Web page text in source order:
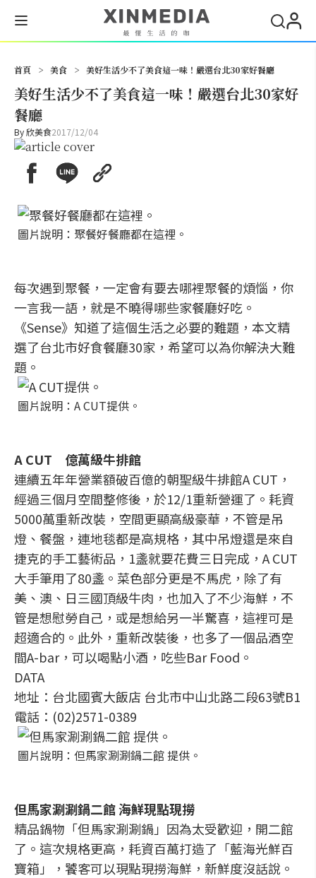
首頁 > 美食 > 美好生活少不了美食這一味！嚴選台北30家好餐廳
美好生活少不了美食這一味！嚴選台北30家好
餐廳
By欣美食2017/12/04
圖片說明：聚餐好餐廳都在這裡。
每次遇到聚餐，一定會有要去哪裡聚餐的煩惱，你
一言我一語，就是不曉得哪些家餐廳好吃。
《Sense》知道了這個生活之必要的難題，本文精
選了台北市好食餐廳30家，希望可以為你解決大難
題。
圖片說明：A CUT提供。
A CUT 億萬級牛排館
連續五年年營業額破百億的朝聖級牛排館A CUT，
經過三個月空間整修後，於12/1重新營運了。耗資
5000萬重新改裝，空間更顯高級豪華，不管是吊
燈、餐盤，連地毯都是高規格，其中吊燈還是來自
捷克的手工藝術品，1盞就要花費三日完成，A CUT
大手筆用了80盞。菜色部分更是不馬虎，除了有
美、澳、日三國頂級牛肉，也加入了不少海鮮，不
管是想慰勞自己，或是想給另一半驚喜，這裡可是
超適合的。此外，重新改裝後，也多了一個品酒空
間A-bar，可以喝點小酒，吃些Bar Food。
DATA
地址：台北國賓大飯店 台北市中山北路二段63號B1
電話：(02)2571-0389
圖片說明：但馬家涮涮鍋二館 提供。
但馬家涮涮鍋二館 海鮮現點現撈
精品鍋物「但馬家涮涮鍋」因為太受歡迎，開二館
了。這次規格更高，耗資百萬打造了「藍海光鮮百
寶箱」，饕客可以現點現撈海鮮，新鮮度沒話說。